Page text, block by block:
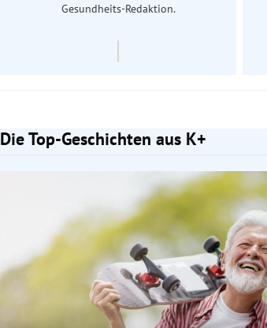
Gesundheits-Redaktion.
Die Top-Geschichten aus K+
Slide 1 von 7